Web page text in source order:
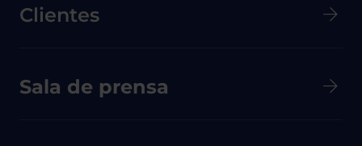
Clientes
Menú secundario de pie de página
Sala de prensa